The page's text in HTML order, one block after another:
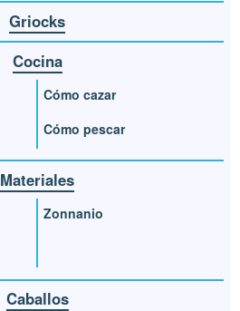
Griocks
Cocina
Cómo cazar
Cómo pescar
Materiales
Zonnanio
Caballos